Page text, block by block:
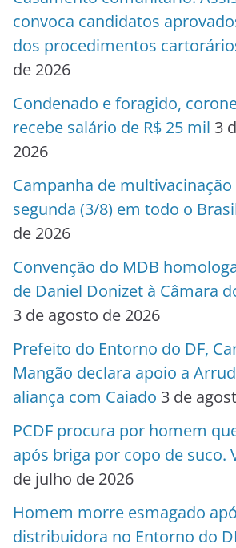
convoca candidatos
dos procedimentos
de 2026
Condenado e foragido,
recebe salário de R$ 25 mil 3
2026
Campanha de
segunda (3/8) em todo o
de 2026
Convenção do MDB
de Daniel Donizet à Câmara
3 de agosto de 2026
Prefeito do Entorno do DF,
Mangão declara apoio a
aliança com Caiado 3 de
PCDF procura por homem
após briga por copo de suco.
de julho de 2026
Homem morre esmagado
distribuidora no Entorno do